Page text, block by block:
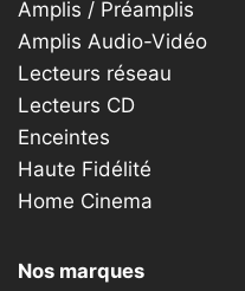
Amplis / Préamplis
Amplis Audio-Vidéo
Lecteurs réseau
Lecteurs CD
Enceintes
Haute Fidélité
Home Cinema
Nos marques